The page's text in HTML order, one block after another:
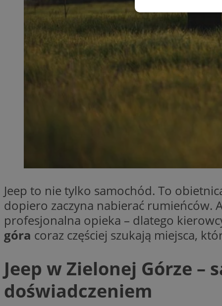
Jeep to nie tylko samochód. To
dopiero zaczyna nabierać rumieńców.
profesjonalna opieka – dlatego
góra coraz częściej szukają miejsca,
Jeep w Zielonej Górze
doświadczeniem
Niezbędne
Niezbędne pliki
__cf_bm
suid